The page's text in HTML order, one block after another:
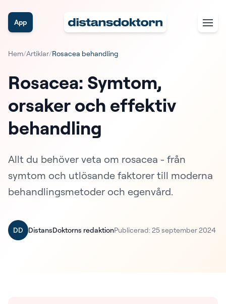
App
Hem/Artiklar/Rosacea behandling
Rosacea: Symtom,
orsaker och effektiv
behandling
Allt du behöver veta om rosacea - från
symtom och utlösande faktorer till moderna
behandlingsmetoder och egenvård.
DD DistansDoktorns redaktionPublicerad: 25 september 2024